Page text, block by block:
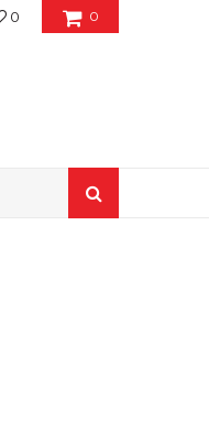
0
0